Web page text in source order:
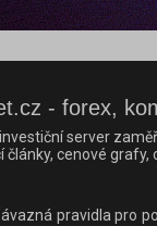
- forex,
server
články, cenové
pravidla pro